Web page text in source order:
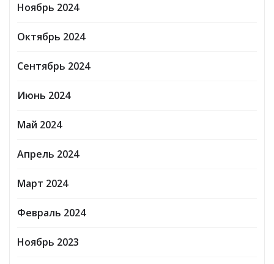
Ноябрь 2024
Октябрь 2024
Сентябрь 2024
Июнь 2024
Май 2024
Апрель 2024
Март 2024
Февраль 2024
Ноябрь 2023